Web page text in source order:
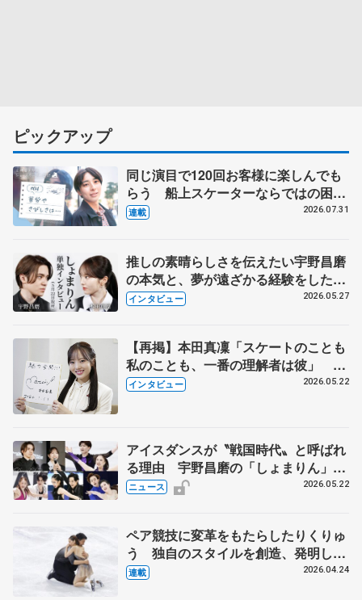
ピックアップ
同じ演目で120回お客様に楽しんでも
らう 船上スケーターならではの困難
とは 影響あったPIW前キャプテン松
連載 2026.07.31
推しの素晴らしさを伝えたい宇野昌磨
の本気と、夢が遠ざかる経験をした本
田真凜の覚悟
インタビュー 2026.05.27
【再掲】本田真凜「スケートのことも
私のことも、一番の理解者は彼」 引
退時の単独インタビューで語った競技
インタビュー 2026.05.22
アイスダンスが〝戦国時代〟と呼ばれ
る理由 宇野昌磨の「しょまりん」ら
実力者が相次いで参戦 国内の競争激
ニュース 2026.05.22
ペア競技に変革をもたらしたりくりゅ
う 独自のスタイルを創造、発明した
【引退発表後②】
連載 2026.04.24